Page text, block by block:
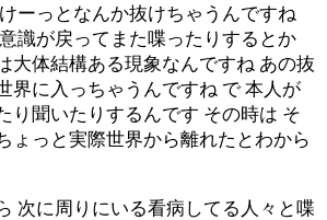
ーっとなんか抜けちゃうんですね
識が戻ってまた喋ったりするとか
大体結構ある現象なんですね あの抜
界に入っちゃうんですね で 本人が
り聞いたりするんです その時は そ
ょっと実際世界から離れたとわから
次に周りにいる看病してる人々と喋